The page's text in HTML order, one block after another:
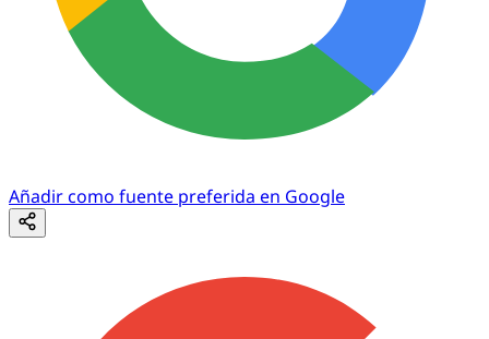
Añadir como fuente preferida en Google